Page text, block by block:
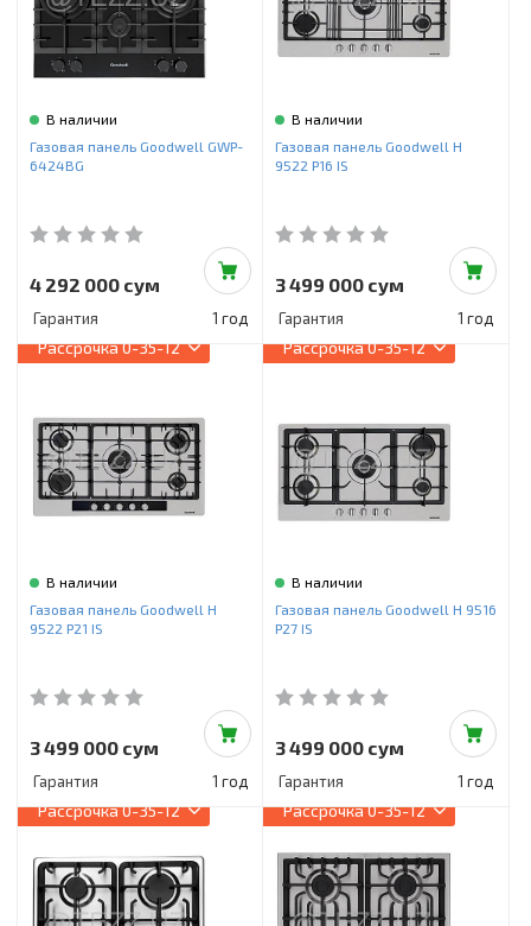
В наличии
Газовая панель Goodwell GWP-
6424BG
4 292 000 сум
Гарантия 1 год
В наличии
Газовая панель Goodwell H
9522 P16 IS
3 499 000 сум
Гарантия 1 год
Рассрочка0-35-12
В наличии
Газовая панель Goodwell H
9522 P21 IS
3 499 000 сум
Гарантия 1 год
Рассрочка0-35-12
В наличии
Газовая панель Goodwell H 9516
P27 IS
3 499 000 сум
Гарантия 1 год
Рассрочка0-35-12 Рассрочка0-35-12